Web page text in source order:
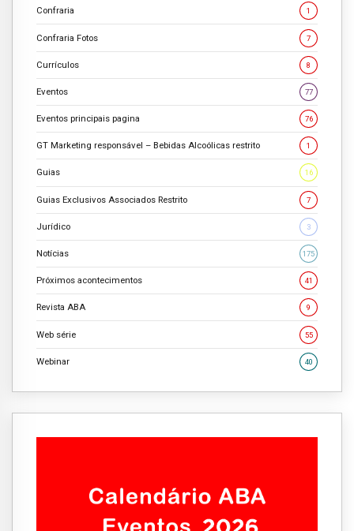
Confraria 1
Confraria Fotos 7
Currículos 8
Eventos 77
Eventos principais pagina 76
GT Marketing responsável – Bebidas Alcoólicas restrito 1
Guias 16
Guias Exclusivos Associados Restrito 7
Jurídico 3
Notícias 175
Próximos acontecimentos 41
Revista ABA 9
Web série 55
Webinar 40